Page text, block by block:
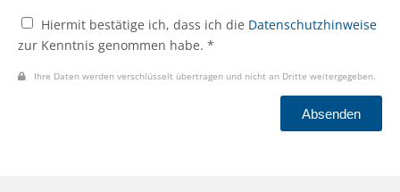
Hiermit bestätige ich, dass ich die Datenschutzhinweise
zur Kenntnis genommen habe. *
Ihre Daten werden verschlüsselt übertragen und nicht an Dritte weitergegeben.
Absenden